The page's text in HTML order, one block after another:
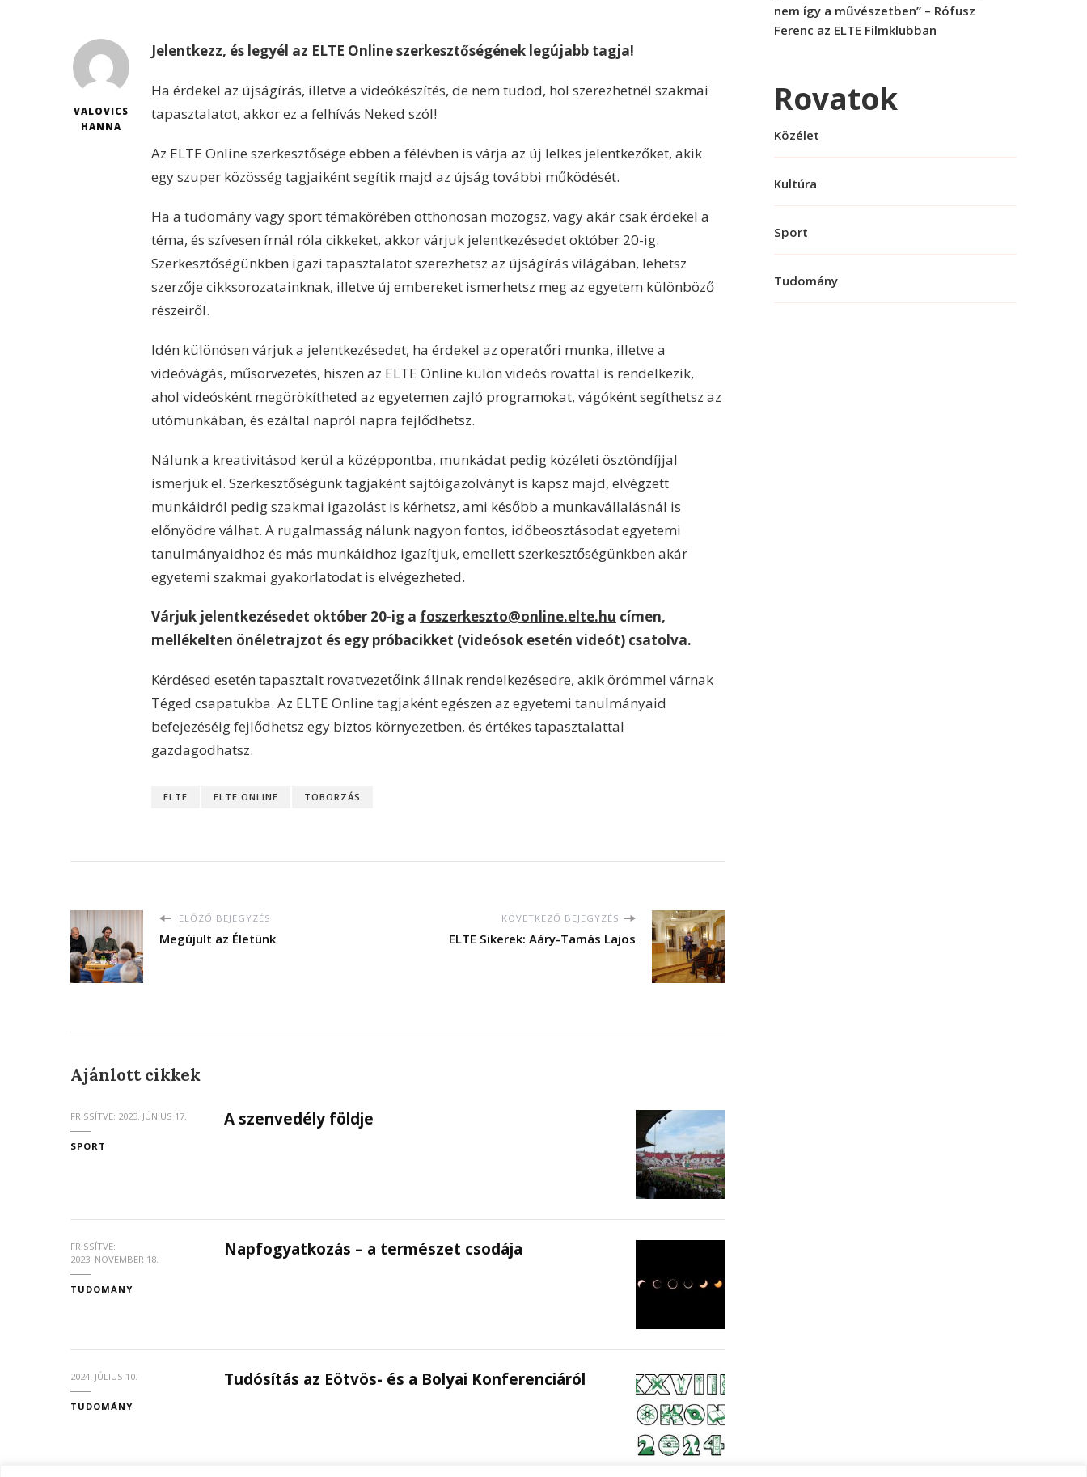
VALOVICS
HANNA
Jelentkezz, és legyél az ELTE Online szerkesztőségének legújabb tagja!
Ha érdekel az újságírás, illetve a videókészítés, de nem tudod, hol szerezhetnél szakmai
tapasztalatot, akkor ez a felhívás Neked szól!
Az ELTE Online szerkesztősége ebben a félévben is várja az új lelkes jelentkezőket, akik
egy szuper közösség tagjaiként segítik majd az újság további működését.
Ha a tudomány vagy sport témakörében otthonosan mozogsz, vagy akár csak érdekel a
téma, és szívesen írnál róla cikkeket, akkor várjuk jelentkezésedet október 20-ig.
Szerkesztőségünkben igazi tapasztalatot szerezhetsz az újságírás világában, lehetsz
szerzője cikksorozatainknak, illetve új embereket ismerhetsz meg az egyetem különböző
részeiről.
Idén különösen várjuk a jelentkezésedet, ha érdekel az operatőri munka, illetve a
videóvágás, műsorvezetés, hiszen az ELTE Online külön videós rovattal is rendelkezik,
ahol videósként megörökítheted az egyetemen zajló programokat, vágóként segíthetsz az
utómunkában, és ezáltal napról napra fejlődhetsz.
Nálunk a kreativitásod kerül a középpontba, munkádat pedig közéleti ösztöndíjjal
ismerjük el. Szerkesztőségünk tagjaként sajtóigazolványt is kapsz majd, elvégzett
munkáidról pedig szakmai igazolást is kérhetsz, ami később a munkavállalásnál is
előnyödre válhat. A rugalmasság nálunk nagyon fontos, időbeosztásodat egyetemi
tanulmányaidhoz és más munkáidhoz igazítjuk, emellett szerkesztőségünkben akár
egyetemi szakmai gyakorlatodat is elvégezheted.
Várjuk jelentkezésedet október 20-ig a foszerkeszto@online.elte.hu címen,
mellékelten önéletrajzot és egy próbacikket (videósok esetén videót) csatolva.
Kérdésed esetén tapasztalt rovatvezetőink állnak rendelkezésedre, akik örömmel várnak
Téged csapatukba. Az ELTE Online tagjaként egészen az egyetemi tanulmányaid
befejezéséig fejlődhetsz egy biztos környezetben, és értékes tapasztalattal
gazdagodhatsz.
ELTE ELTE ONLINE TOBORZÁS
ELŐZŐ BEJEGYZÉS
Megújult az Életünk
KÖVETKEZŐ BEJEGYZÉS
ELTE Sikerek: Aáry-Tamás Lajos
Ajánlott cikkek
FRISSÍTVE: 2023. JÚNIUS 17.
SPORT
A szenvedély földje
FRISSÍTVE:
2023. NOVEMBER 18.
TUDOMÁNY
Napfogyatkozás – a természet csodája
2024. JÚLIUS 10.
TUDOMÁNY
Tudósítás az Eötvös- és a Bolyai Konferenciáról
nem így a művészetben” – Rófusz
Ferenc az ELTE Filmklubban
Rovatok
Közélet
Kultúra
Sport
Tudomány